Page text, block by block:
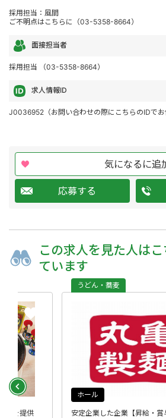
採用担当：風間
ご不明点はこちらに（03-5358-8664）
面接担当者
採用担当 （03-5358-8664）
求人情報ID
J0036952（お問い合わせの際にこちらのIDでお
気になるに追
応募する
この求人を 見た人は
ています
理を提供 安定企業した企業【昇給・賞
うどん・蕎麦
ホール